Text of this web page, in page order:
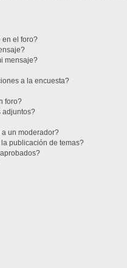
en el foro?
mensaje?
a la encuesta?
foro?
adjuntos?
un moderador?
publicación de temas?